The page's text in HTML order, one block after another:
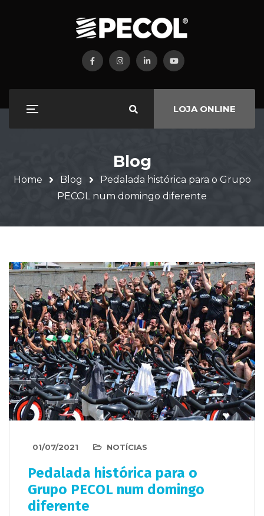
LOJA ONLINE
Blog
Home Blog
Pedalada histórica para o Grupo
PECOL num domingo diferente
01/07/2021 NOTÍCIAS
Pedalada histórica para o
Grupo PECOL num domingo
diferente